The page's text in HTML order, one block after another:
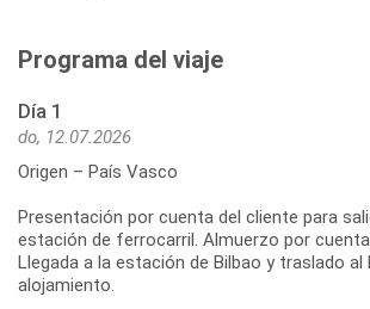
Programa del viaje
Día 1
do, 12.07.2026
Origen – País Vasco
Presentación por cuenta del cliente para
estación de ferrocarril. Almuerzo por
Llegada a la estación de Bilbao y traslado al
alojamiento.